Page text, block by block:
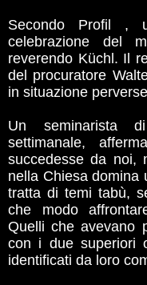
Secondo Profil ,
celebrazione del
reverendo Küchl. Il
del procuratore
in situazione
Un seminarista
settimanale,
succedesse da noi,
nella Chiesa domina
tratta di temi tabù,
che modo
Quelli che avevano
con i due superiori
identificati da loro